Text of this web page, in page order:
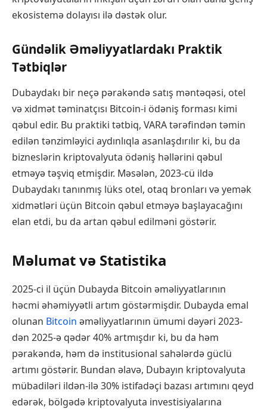
ekosistemə dolayısı ilə dəstək olur.
Gündəlik Əməliyyatlardakı Praktik
Tətbiqlər
Dubaydakı bir neçə pərakəndə satış məntəqəsi, otel
və xidmət təminatçısı Bitcoin-i ödəniş forması kimi
qəbul edir. Bu praktiki tətbiq, VARA tərəfindən təmin
edilən tənzimləyici aydınlıqla asanlaşdırılır ki, bu da
bizneslərin kriptovalyuta ödəniş həllərini qəbul
etməyə təşviq etmişdir. Məsələn, 2023-cü ildə
Dubaydakı tanınmış lüks otel, otaq bronları və yemək
xidmətləri üçün Bitcoin qəbul etməyə başlayacağını
elan etdi, bu da artan qəbul edilməni göstərir.
Məlumat və Statistika
2025-ci il üçün Dubayda Bitcoin əməliyyatlarının
həcmi əhəmiyyətli artım göstərmişdir. Dubayda emal
olunan Bitcoin əməliyyatlarının ümumi dəyəri 2023-
dən 2025-ə qədər 40% artmışdır ki, bu da həm
pərakəndə, həm də institusional sahələrdə güclü
artımı göstərir. Bundan əlavə, Dubayın kriptovalyuta
mübadiləri ildən-ilə 30% istifadəçi bazası artımını qeyd
edərək, bölgədə kriptovalyuta investisiyalarına